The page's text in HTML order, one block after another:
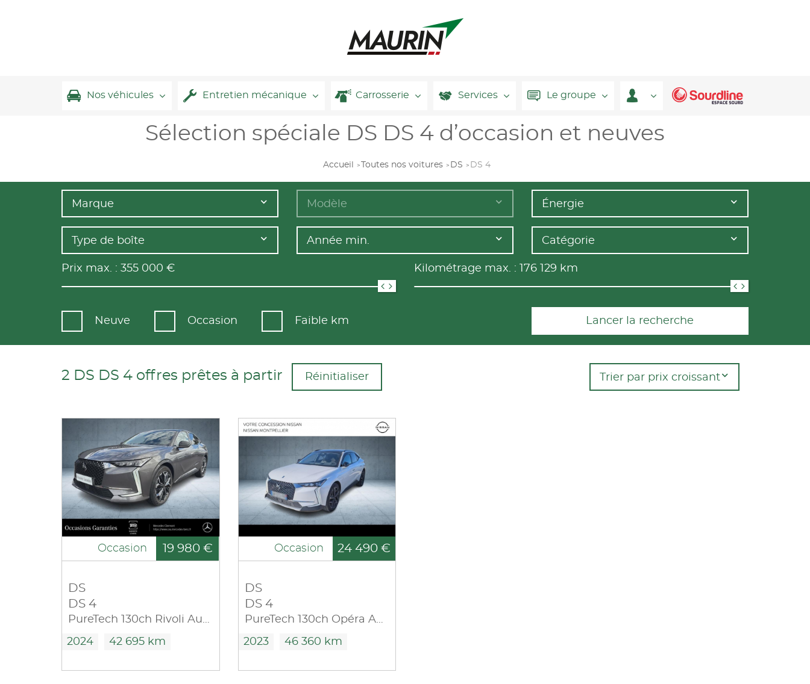
Nos véhicules Entretien mécanique Carrosserie Services Le groupe
Sélection spéciale DS DS 4 d’occasion et neuves
Accueil Toutes nos voitures DS DS 4
Marque Modèle Énergie
Type de boîte Année min. Catégorie
Prix max. : 355 000 € Kilométrage max. : 176 129 km
Neuve Occasion Faible km Lancer la recherche
2 DS DS 4 offres prêtes à partir Réinitialiser Trier par prix croissant
Occasion 19 980 €
DS
DS 4
PureTech 130ch Rivoli Automatique
2024 42 695 km
Occasion 24 490 €
DS
DS 4
PureTech 130ch Opéra Automatique
2023 46 360 km